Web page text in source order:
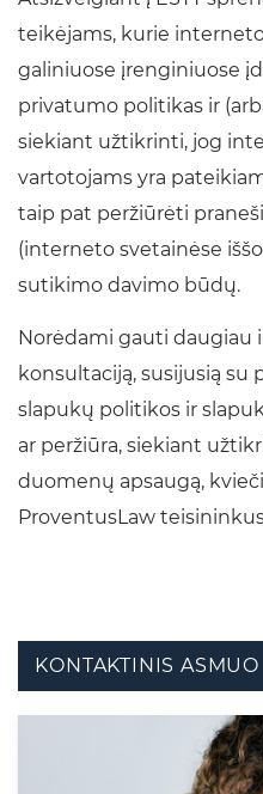
teikėjams, kurie
galiniuose įrenginiuose
privatumo politikas ir
siekiant užtikrinti, jog
vartotojams yra
taip pat peržiūrėti
(interneto svetainėse
sutikimo davimo būdų.
Norėdami gauti daugiau
konsultaciją, susijusią su
slapukų politikos ir
ar peržiūra, siekiant
duomenų apsaugą,
ProventusLaw
KONTAKTINIS ASMUO